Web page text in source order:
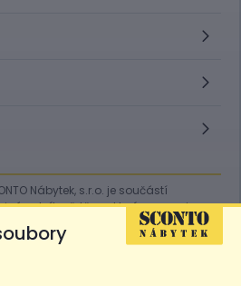
Nábytek, s.r.o. je součástí
řetězce, který provozuje
domy
Sconto.